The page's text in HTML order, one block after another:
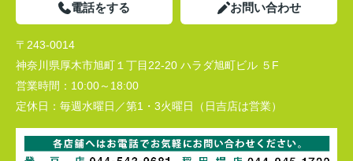
電話をする お問い合わせ
〒243-0014
神奈川県厚木市旭町１丁目22-20 ハラダ旭町ビル ５F
営業時間： 10:00～18:00
定休日： 毎週水曜日／第1・3火曜日（日吉店は営業）